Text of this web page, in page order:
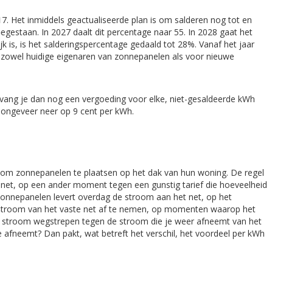
Het inmiddels geactualiseerde plan is om salderen nog tot en
In 2027 daalt dit percentage naar 55. In 2028 gaat het
is het salderingspercentage gedaald tot 28%. Vanaf het jaar
huidige eigenaren van zonnepanelen als voor nieuwe
je dan nog een vergoeding voor elke, niet-gesaldeerde kWh
neer op 9 cent per kWh.
zonnepanelen te plaatsen op het dak van hun woning. De regel
op een ander moment tegen een gunstig tarief die hoeveelheid
levert overdag de stroom aan het net, op het
van het vaste net af te nemen, op momenten waarop het
wegstrepen tegen de stroom die je weer afneemt van het
Dan pakt, wat betreft het verschil, het voordeel per kWh